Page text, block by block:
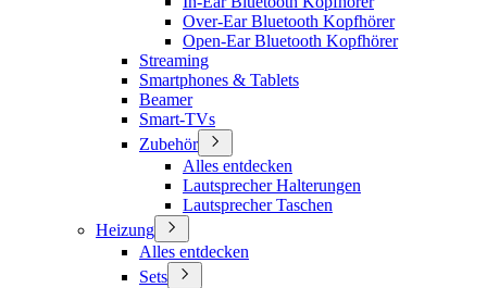
Over-Ear Bluetooth Kopfhörer
Open-Ear Bluetooth Kopfhörer
Streaming
Smartphones & Tablets
Beamer
Smart-TVs
Zubehör
Alles entdecken
Lautsprecher Halterungen
Lautsprecher Taschen
Heizung
Alles entdecken
Sets